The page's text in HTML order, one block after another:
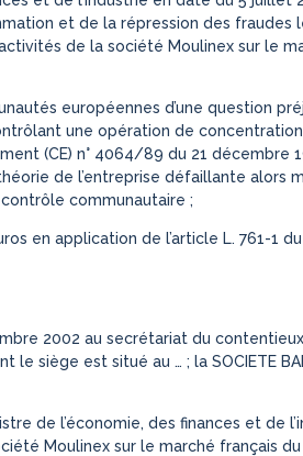
et de la répression des fraudes
de la société Moulinex sur le
européennes d’une question
une opération de
(CE) n° 4064/89 du 21 décembre
de l’entreprise défaillante alors
contrôle communautaire ;
en application de l’article L. 761-1
2002 au secrétariat du
le siège est situé au … ; la SOCIETE
de l’économie, des finances et de
Moulinex sur le marché français